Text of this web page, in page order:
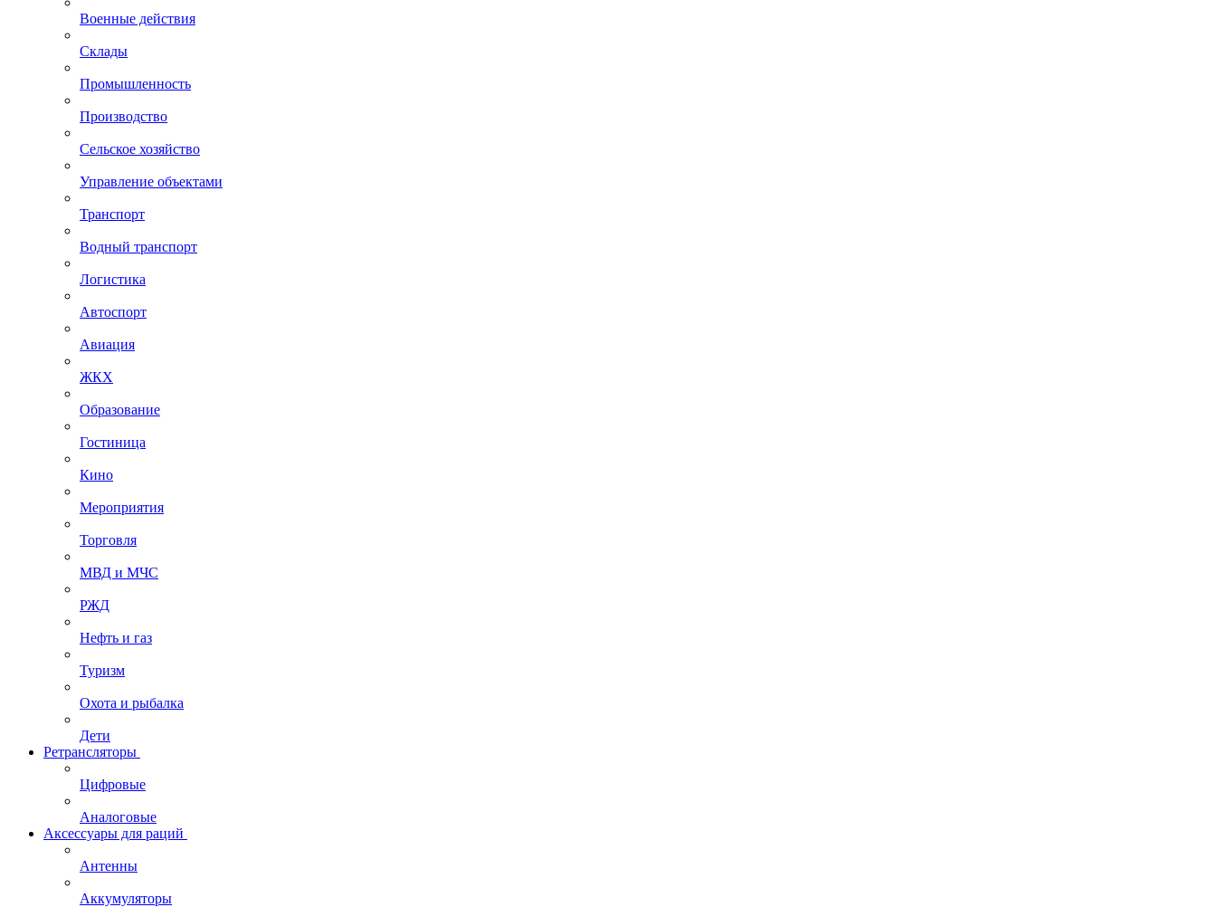
Военные действия
Склады
Промышленность
Производство
Сельское хозяйство
Управление объектами
Транспорт
Водный транспорт
Логистика
Автоспорт
Авиация
ЖКХ
Образование
Гостиница
Кино
Мероприятия
Торговля
МВД и МЧС
РЖД
Нефть и газ
Туризм
Охота и рыбалка
Дети
Ретрансляторы
Цифровые
Аналоговые
Аксессуары для раций
Антенны
Аккумуляторы